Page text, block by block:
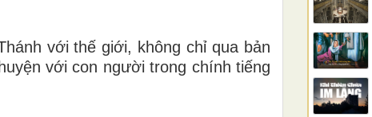
với thế giới, không chỉ qua bản
với con người trong chính tiếng